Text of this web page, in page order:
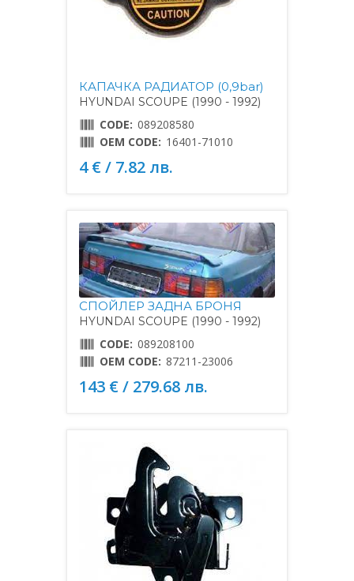
КАПАЧКА РАДИАТОР (0,9bar)
HYUNDAI SCOUPE (1990 - 1992)
CODE: 089208580
OEM CODE: 16401-71010
4 € / 7.82 лв.
СПОЙЛЕР ЗАДНА БРОНЯ
HYUNDAI SCOUPE (1990 - 1992)
CODE: 089208100
OEM CODE: 87211-23006
143 € / 279.68 лв.